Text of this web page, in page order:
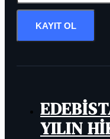
KAYIT OL
YILIN